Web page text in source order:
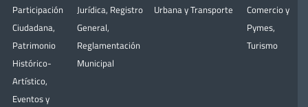
Participación
Ciudadana,
Patrimonio
Histórico-
Artístico,
Eventos y
Jurídica, Registro
General,
Reglamentación
Municipal
Urbana y Transporte
Comercio y
Pymes,
Turismo